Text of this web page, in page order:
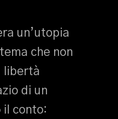
un’utopia
che non
libertà
di un
il conto: